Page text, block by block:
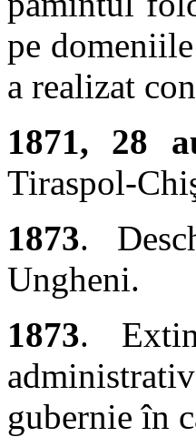
pe
a realizat
1871, 28
Tiraspol-
1873.
Ungheni.
1873.
gubernie în